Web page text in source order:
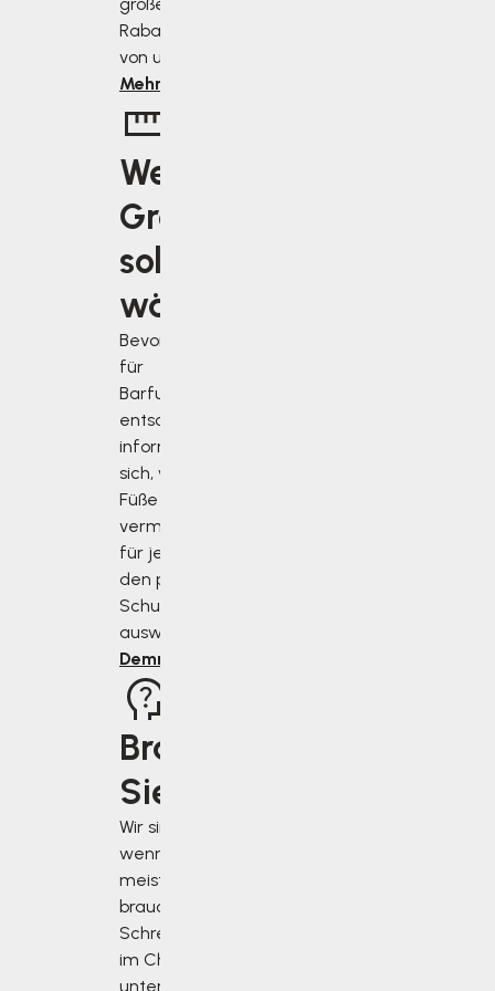
Rabatt, den Sie
von uns erhalten.
Mehr erfahren
Welche
Größe
soll ich
wählen?
Bevor Sie sich
für
Barfußschuhe
entscheiden,
informieren Sie
sich, wie Sie Ihre
Füße richtig
vermessen und
für jeden Anlass
den perfekten
Schuh
auswählen.
Demnächst
Brauchen
Sie Rat?
Wir sind für Sie da,
wenn Sie uns am
meisten
brauchen.
Schreiben Sie uns
im Chat in der
unteren rechten